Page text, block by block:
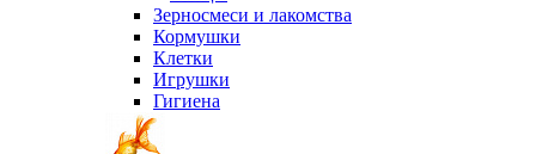
Зерносмеси и лакомства
Кормушки
Клетки
Игрушки
Гигиена